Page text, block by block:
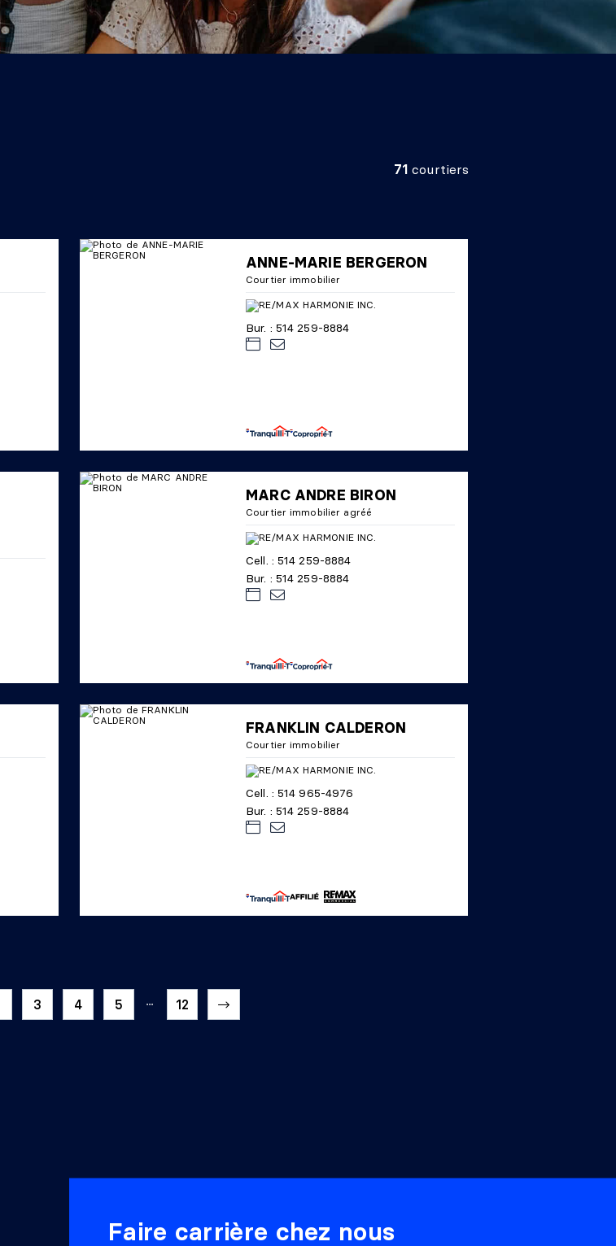
71 courtiers
ANNE-MARIE BERGERON
Courtier immobilier
Bur. : 514 259-8884
MARC ANDRE BIRON
Courtier immobilier agréé
Cell. : 514 259-8884
Bur. : 514 259-8884
FRANKLIN CALDERON
Courtier immobilier
Cell. : 514 965-4976
Bur. : 514 259-8884
3 4 5 12
Faire carrière chez nous